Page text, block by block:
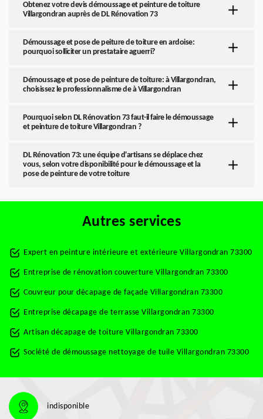
Obtenez votre devis démoussage et peinture de toiture
Villargondran auprès de DL Rénovation 73
Démoussage et pose de peiture de toiture en ardoise:
pourquoi solliciter un prestataire aguerri?
Démoussage et pose de peinture de toiture: à Villargondran,
choisissez le professionnalisme de à Villargondran
Pourquoi selon DL Rénovation 73 faut-il faire le démoussage
et peinture de toiture Villargondran ?
DL Rénovation 73: une équipe d'artisans se déplace chez
vous, selon votre disponibilité pour le démoussage et la
pose de peinture de votre toiture
Autres services
Expert en peinture intérieure et extérieure Villargondran 73300
Entreprise de rénovation couverture Villargondran 73300
Couvreur pour décapage de façade Villargondran 73300
Entreprise décapage de terrasse Villargondran 73300
Artisan décapage de toiture Villargondran 73300
Société de démoussage nettoyage de tuile Villargondran 73300
indisponible